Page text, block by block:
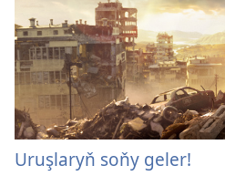
Uruşlaryň soňy geler!